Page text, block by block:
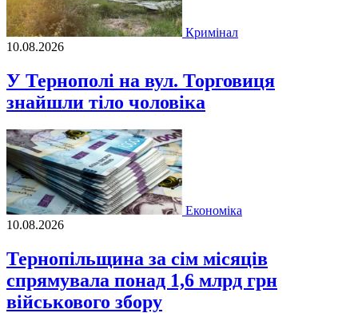
Кримінал
10.08.2026
У Тернополі на вул. Торговиця
знайшли тіло чоловіка
Економіка
10.08.2026
Тернопільщина за сім місяців
спрямувала понад 1,6 млрд грн
військового збору